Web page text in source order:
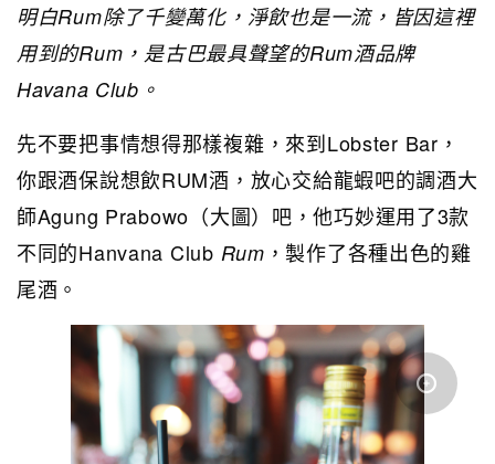
明白Rum除了千變萬化，淨飲也是一流，皆因這裡
用到的Rum ，是古巴最具聲望的Rum酒品牌
Havana Club。
先不要把事情想得那樣複雜，來到Lobster Bar，
你跟酒保說想飲RUM酒，放心交給龍蝦吧的調酒大
師Agung Prabowo（大圖）吧，他巧妙運用了3款
不同的Hanvana Club Rum ，製作了各種出色的雞
尾酒。